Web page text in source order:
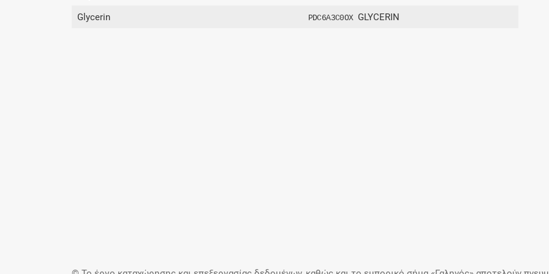
Glycerin PDC6A3C0OX GLYCERIN